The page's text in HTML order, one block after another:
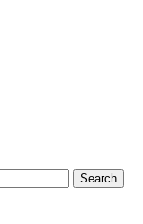
Search